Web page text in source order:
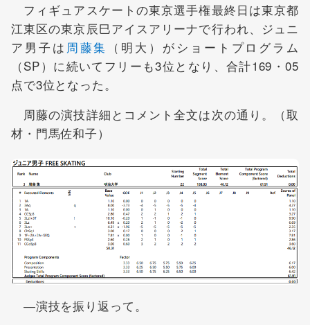
フィギュアスケートの東京選手権最終日は東京都
江東区の東京辰巳アイスアリーナで行われ、ジュニ
ア男子は 周藤集 （明大）がショートプログラム
（SP）に続いてフリーも3位となり、合計169・05
点で3位となった。
周藤の演技詳細とコメント全文は次の通り。（取
材・門馬佐和子）
―演技を振り返って。